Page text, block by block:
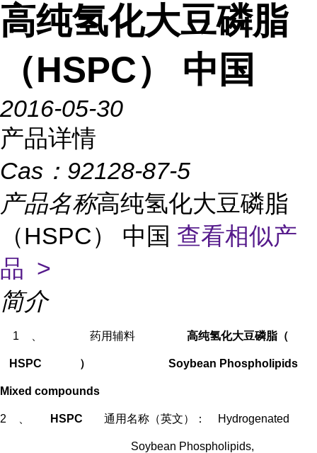
高纯氢化大豆磷脂
（HSPC） 中国
2016-05-30
产品详情
Cas： 92128-87-5
产品名称高纯氢化大豆磷脂
（HSPC） 中国 查看相似产
品 >
简介
1 药用辅料 高纯氢化大豆磷脂（
HSPC ） Soybean Phospholipids
Mixed compounds
2 HSPC 通用名称（英文）： Hydrogenated
Soybean Phospholipids,